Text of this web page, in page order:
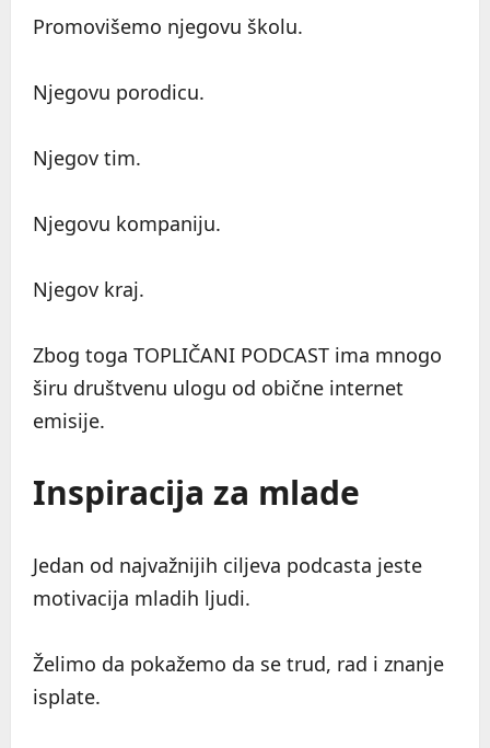
Promovišemo njegovu školu.
Njegovu porodicu.
Njegov tim.
Njegovu kompaniju.
Njegov kraj.
Zbog toga TOPLIČANI PODCAST ima mnogo
širu društvenu ulogu od obične internet
emisije.
Inspiracija za mlade
Jedan od najvažnijih ciljeva podcasta jeste
motivacija mladih ljudi.
Želimo da pokažemo da se trud, rad i znanje
isplate.